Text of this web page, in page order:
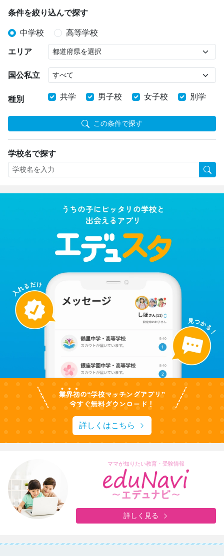
条件を絞り込んで探す
中学校 高等学校
エリア
国公私立
種別 共学 男子校 女子校 別学
この条件で探す
学校名で探す
詳しくはこちら
ママが知りたい教育・受験情報
詳しく見る